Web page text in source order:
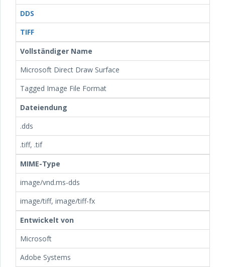
DDS
TIFF
Vollständiger Name
Microsoft Direct Draw Surface
Tagged Image File Format
Dateiendung
.dds
.tiff, .tif
MIME-Type
image/vnd.ms-dds
image/tiff, image/tiff-fx
Entwickelt von
Microsoft
Adobe Systems